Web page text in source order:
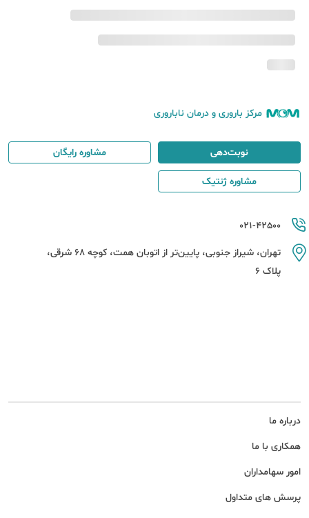
مرکز باروری و درمان ناباروری
درباره ما
همکاری با ما
امور سهامداران
پرسش های متداول
021-42500
تهران، شیراز جنوبی، پایین‌تر از اتوبان همت، کوچه 68 شرقی،
پلاک 6
نوبت‌دهی مشاوره رایگان
مشاوره ژنتیک